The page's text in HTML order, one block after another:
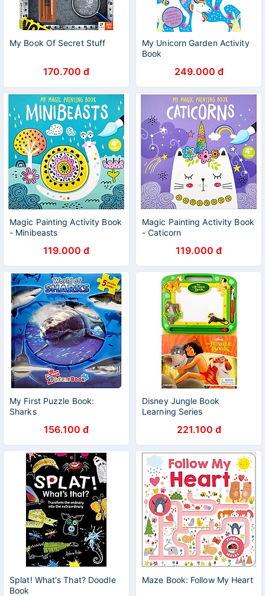
My Book Of Secret Stuff
170.700 đ
My Unicorn Garden Activity
Book
249.000 đ
Magic Painting Activity Book
- Minibeasts
119.000 đ
Magic Painting Activity Book
- Caticorn
119.000 đ
My First Puzzle Book:
Sharks
156.100 đ
Disney Jungle Book
Learning Series
221.100 đ
Splat! What's That? Doodle
Book
Maze Book: Follow My Heart